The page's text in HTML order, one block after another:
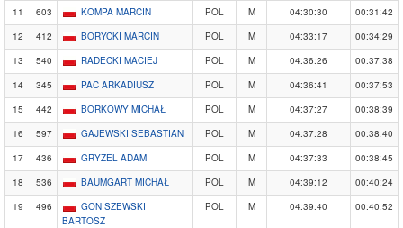
11
603 KOMPA MARCIN POL M 04:30:30
00:31:42
12
412 BORYCKI MARCIN POL M 04:33:17
00:34:29
13
540 RADECKI MACIEJ POL M 04:36:26
00:37:38
14
345 PAC ARKADIUSZ POL M 04:36:41
00:37:53
15
442 BORKOWY MICHAŁ POL M 04:37:27
00:38:39
16
597 GAJEWSKI SEBASTIAN POL M 04:37:28
00:38:40
17
436 GRYZEL ADAM POL M 04:37:33
00:38:45
18
536 BAUMGART MICHAŁ POL M 04:39:12
00:40:24
19
496
GONISZEWSKI
BARTOSZ
POL M 04:39:40 00:40:52